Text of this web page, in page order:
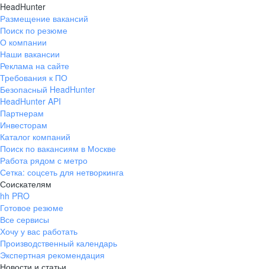
HeadHunter
Размещение вакансий
Поиск по резюме
О компании
Наши вакансии
Реклама на сайте
Требования к ПО
Безопасный HeadHunter
HeadHunter API
Партнерам
Инвесторам
Каталог компаний
Поиск по вакансиям в Москве
Работа рядом с метро
Сетка: соцсеть для нетворкинга
Соискателям
hh PRO
Готовое резюме
Все сервисы
Хочу у вас работать
Производственный календарь
Экспертная рекомендация
Новости и статьи